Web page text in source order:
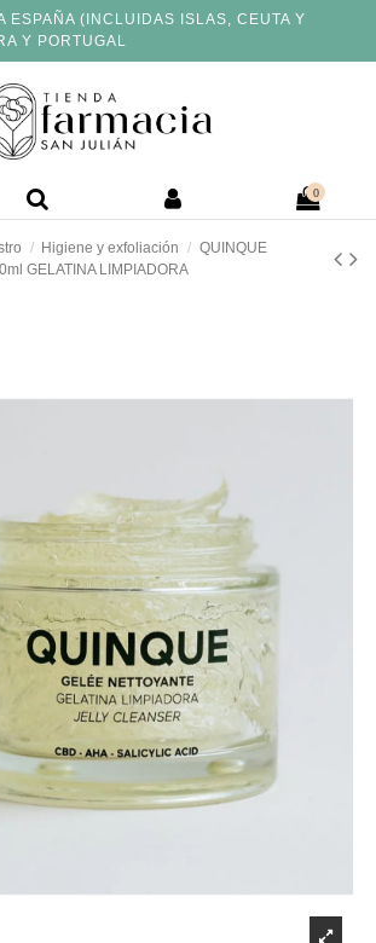
ESPAÑA (INCLUIDAS ISLAS, CEUTA Y
Y PORTUGAL
0
Higiene y exfoliación
QUINQUE
GELATINA LIMPIADORA